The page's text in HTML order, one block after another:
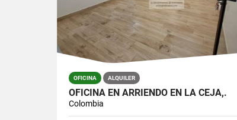
OFICINA ALQUILER
OFICINA EN ARRIENDO EN LA CEJA,.
Colombia